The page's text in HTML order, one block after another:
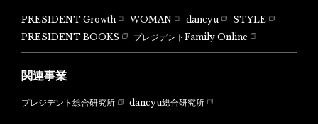
PRESIDENT Growth WOMAN dancyu
STYLE
PRESIDENT BOOKS
プレジデントFamily Online
関連事業
プレジデント総合研究所 dancyu総合研究所